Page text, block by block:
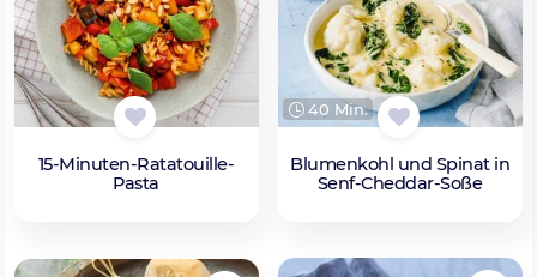
15-Minuten-Ratatouille-
Pasta
40 Min.
Blumenkohl und Spinat in
Senf-Cheddar-Soße